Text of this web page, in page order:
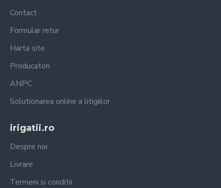
Contact
Formular retur
Harta site
Producatori
ANPC
Solutionarea online a litigiilor
irigatii.ro
Despre noi
Livrare
Termeni si conditii